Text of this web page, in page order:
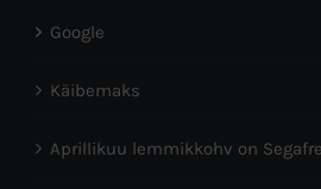
Google
Käibemaks
Aprillikuu lemmikkohv on